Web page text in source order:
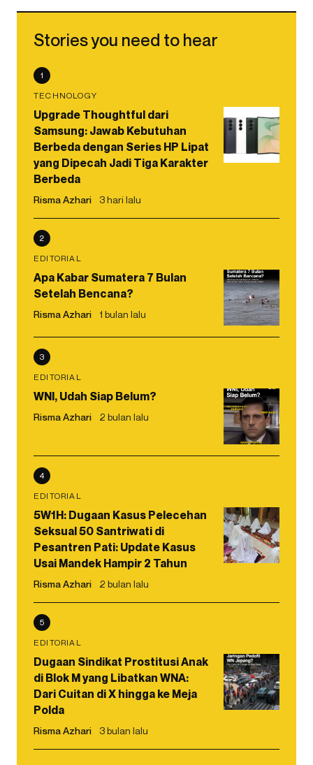
Stories you need to hear
1
TECHNOLOGY
Upgrade Thoughtful dari
Samsung: Jawab Kebutuhan
Berbeda dengan Series HP Lipat
yang Dipecah Jadi Tiga Karakter
Berbeda
Risma Azhari 3 hari lalu
2
EDITORIAL
Apa Kabar Sumatera 7 Bulan
Setelah Bencana?
Risma Azhari 1 bulan lalu
3
EDITORIAL
WNI, Udah Siap Belum?
Risma Azhari 2 bulan lalu
4
EDITORIAL
5W1H: Dugaan Kasus Pelecehan
Seksual 50 Santriwati di
Pesantren Pati: Update Kasus
Usai Mandek Hampir 2 Tahun
Risma Azhari 2 bulan lalu
5
EDITORIAL
Dugaan Sindikat Prostitusi Anak
di Blok M yang Libatkan WNA:
Dari Cuitan di X hingga ke Meja
Polda
Risma Azhari 3 bulan lalu